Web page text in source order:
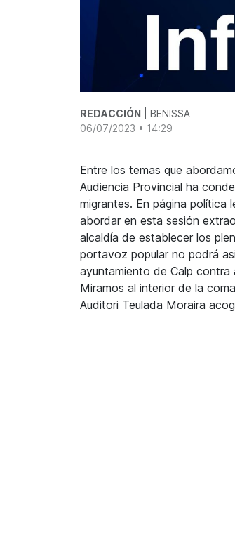
REDACCIÓN | BENISSA
06/07/2023 • 14:29
Entre los temas que
Audiencia Provincial ha
migrantes. En página política
abordar en esta sesión
alcaldía de establecer los
portavoz popular no podrá
ayuntamiento de Calp contra
Miramos al interior de la
Auditori Teulada Moraira